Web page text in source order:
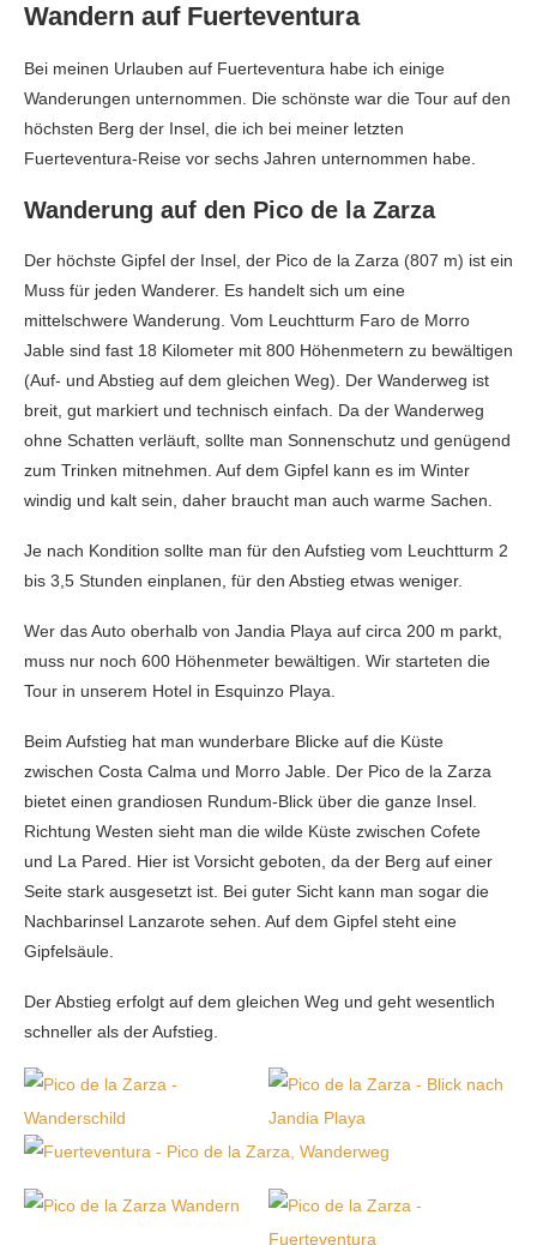
Wandern auf Fuerteventura
Bei meinen Urlauben auf Fuerteventura habe ich einige
Wanderungen unternommen. Die schönste war die Tour auf den
höchsten Berg der Insel, die ich bei meiner letzten
Fuerteventura-Reise vor sechs Jahren unternommen habe.
Wanderung auf den Pico de la Zarza
Der höchste Gipfel der Insel, der Pico de la Zarza (807 m) ist ein
Muss für jeden Wanderer. Es handelt sich um eine
mittelschwere Wanderung. Vom Leuchtturm Faro de Morro
Jable sind fast 18 Kilometer mit 800 Höhenmetern zu bewältigen
(Auf- und Abstieg auf dem gleichen Weg). Der Wanderweg ist
breit, gut markiert und technisch einfach. Da der Wanderweg
ohne Schatten verläuft, sollte man Sonnenschutz und genügend
zum Trinken mitnehmen. Auf dem Gipfel kann es im Winter
windig und kalt sein, daher braucht man auch warme Sachen.
Je nach Kondition sollte man für den Aufstieg vom Leuchtturm 2
bis 3,5 Stunden einplanen, für den Abstieg etwas weniger.
Wer das Auto oberhalb von Jandia Playa auf circa 200 m parkt,
muss nur noch 600 Höhenmeter bewältigen. Wir starteten die
Tour in unserem Hotel in Esquinzo Playa.
Beim Aufstieg hat man wunderbare Blicke auf die Küste
zwischen Costa Calma und Morro Jable. Der Pico de la Zarza
bietet einen grandiosen Rundum-Blick über die ganze Insel.
Richtung Westen sieht man die wilde Küste zwischen Cofete
und La Pared. Hier ist Vorsicht geboten, da der Berg auf einer
Seite stark ausgesetzt ist. Bei guter Sicht kann man sogar die
Nachbarinsel Lanzarote sehen. Auf dem Gipfel steht eine
Gipfelsäule.
Der Abstieg erfolgt auf dem gleichen Weg und geht wesentlich
schneller als der Aufstieg.